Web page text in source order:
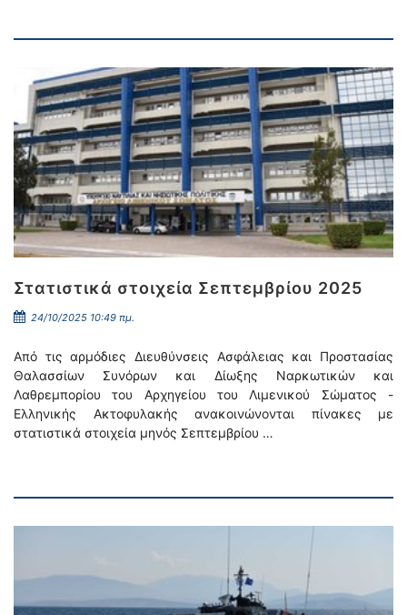
Στατιστικά στοιχεία Σεπτεμβρίου 2025
24/10/2025 10:49 πμ.
Από τις αρμόδιες Διευθύνσεις Ασφάλειας και Προστασίας
Θαλασσίων Συνόρων και Δίωξης Ναρκωτικών και
Λαθρεμπορίου του Αρχηγείου του Λιμενικού Σώματος -
Ελληνικής Ακτοφυλακής ανακοινώνονται πίνακες με
στατιστικά στοιχεία μηνός Σεπτεμβρίου …